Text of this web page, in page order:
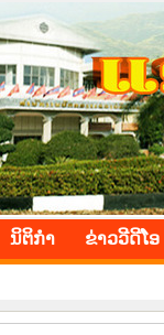
ນິ​ຕິ​ກຳ ຂ່າວ​ວີ​ດີ​ໂອ